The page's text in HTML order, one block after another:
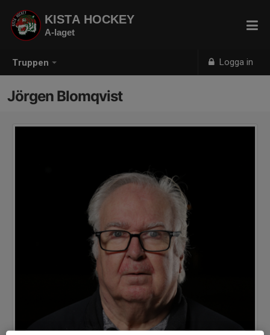
Truppen Logga in
KISTA HOCKEY
A-laget
Jörgen Blomqvist